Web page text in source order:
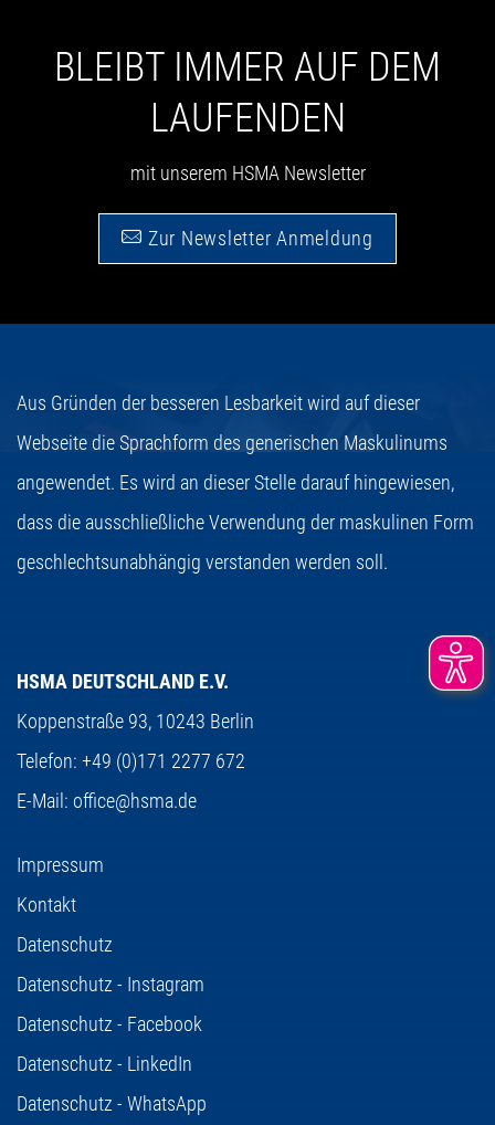
BLEIBT IMMER AUF DEM
LAUFENDEN
mit unserem HSMA Newsletter
Zur Newsletter Anmeldung
Aus Gründen der besseren Lesbarkeit wird auf dieser
Webseite die Sprachform des generischen Maskulinums
angewendet. Es wird an dieser Stelle darauf hingewiesen,
dass die ausschließliche Verwendung der maskulinen Form
geschlechtsunabhängig verstanden werden soll.
HSMA DEUTSCHLAND E.V.
Koppenstraße 93, 10243 Berlin
Telefon: +49 (0)171 2277 672
E-Mail: office@hsma.de
Impressum
Kontakt
Datenschutz
Datenschutz - Instagram
Datenschutz - Facebook
Datenschutz - LinkedIn
Datenschutz - WhatsApp